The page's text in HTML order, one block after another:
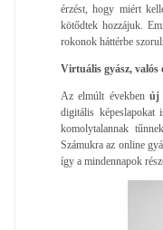
érzést, hogy miért
kötődtek hozzájuk.
rokonok háttérbe
Virtuális gyász, valós
Az elmúlt évekbenúj
digitális képeslapokat
komolytalannak
Számukra az online
így a mindennapok